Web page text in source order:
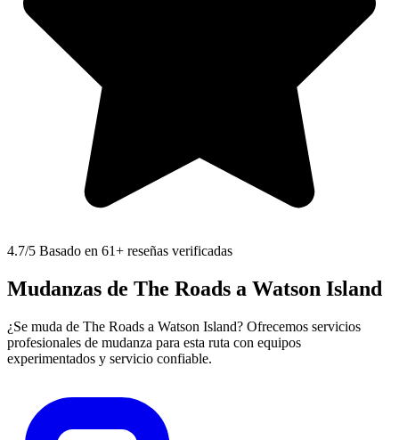
4.7/5 Basado en 61+ reseñas verificadas
Mudanzas de The Roads a Watson Island
¿Se muda de The Roads a Watson Island? Ofrecemos servicios
profesionales de mudanza para esta ruta con equipos
experimentados y servicio confiable.